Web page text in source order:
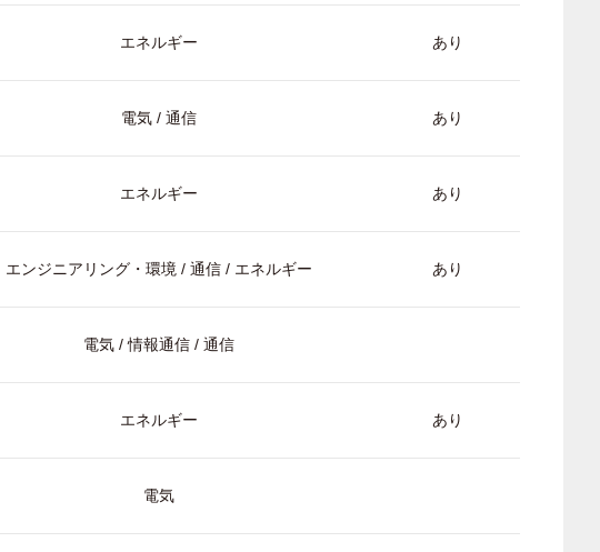
エネルギー あり
電気 / 通信 あり
エネルギー あり
エンジニアリング・環境 / 通信 / エネルギー あり
電気 / 情報通信 / 通信
エネルギー あり
電気